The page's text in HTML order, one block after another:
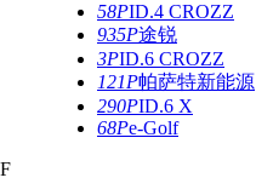
58PID.4 CROZZ
935P途锐
3PID.6 CROZZ
121P帕萨特新能源
290PID.6 X
68Pe-Golf
F